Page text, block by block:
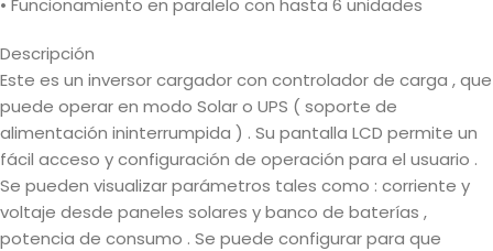
• Funcionamiento en paralelo con hasta 6 unidades
Descripción
Este es un inversor cargador con controlador de carga , que
puede operar en modo Solar o UPS ( soporte de
alimentación ininterrumpida ) . Su pantalla LCD permite un
fácil acceso y configuración de operación para el usuario .
Se pueden visualizar parámetros tales como : corriente y
voltaje desde paneles solares y banco de baterías ,
potencia de consumo . Se puede configurar para que